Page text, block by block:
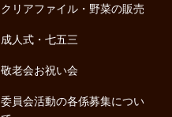
クリアファイル・野菜の販売
成人式・七五三
敬老会お祝い会
委員会活動の各係募集につい